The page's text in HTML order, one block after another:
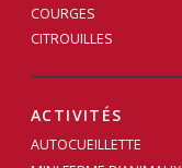
COURGES
CITROUILLES
ACTIVITÉS
AUTOCUEILLETTE